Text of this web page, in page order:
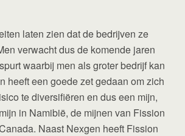
laten zien dat de bedrijven ze
verwacht dus de komende jaren
waarbij men als groter bedrijf kan
heeft een goede zet gedaan om zich
te diversifiëren en dus een mijn,
in Namibië, de mijnen van Fission
Naast Nexgen heeft Fission